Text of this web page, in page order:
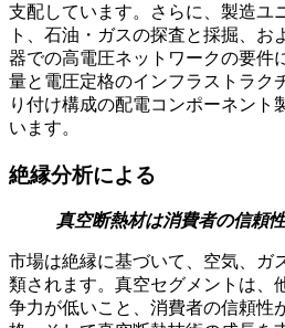
支配しています。さらに、製造ユ
ト、石油・ガスの探査と採掘、お
器での高電圧ネットワークの要件
量と電圧定格のインフラストラク
り付け構成の配電コンポーネント
います。
絶縁分析による
真空断熱材は消費者の信頼
市場は絶縁に基づいて、空気、ガ
類されます。真空セグメントは、
争力が低いこと、消費者の信頼性